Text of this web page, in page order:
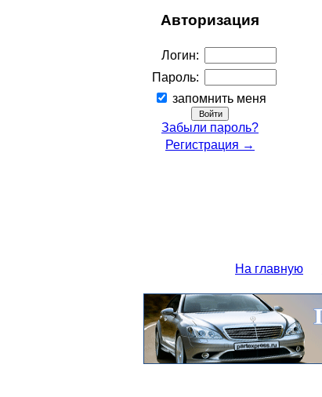
Авторизация
Логин:
Пароль:
запомнить меня
Забыли пароль?
Регистрация →
На главную